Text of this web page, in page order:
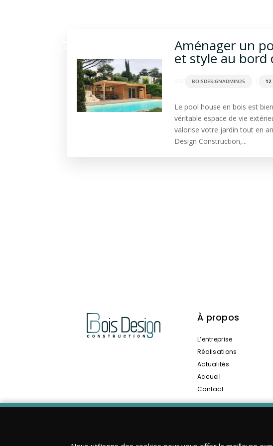
Aménager un
et style au bord
BOISDESIGNADMIN25 12
Le pool house en bois est
véritable espace de vie
valorise votre jardin tout en
Design Construction,...
À propos
L’entreprise
Réalisations
Actualités
Accueil
Contact